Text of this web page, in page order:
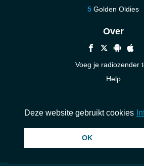
Golden Oldies
Over
Voeg je radiozender
Help
© 2026 InstantAudio. Alle rechten voorbehouden.
Deze website gebruikt cookies
OK